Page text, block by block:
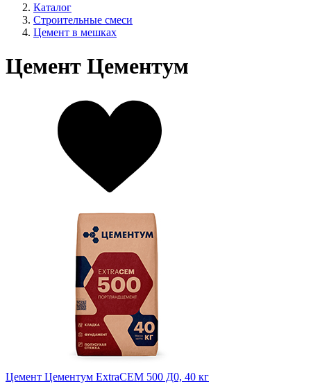
Каталог
Строительные смеси
Цемент в мешках
Цемент Цементум
Цемент Цементум ExtraCEM 500 Д0, 40 кг